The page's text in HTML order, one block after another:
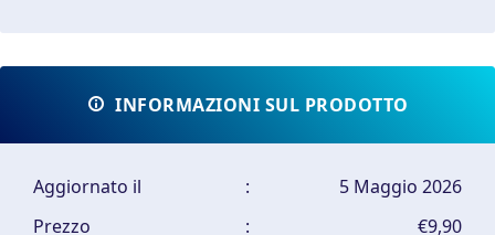
INFORMAZIONI SUL PRODOTTO
Aggiornato il :
5 Maggio 2026
Prezzo
:
€9,90